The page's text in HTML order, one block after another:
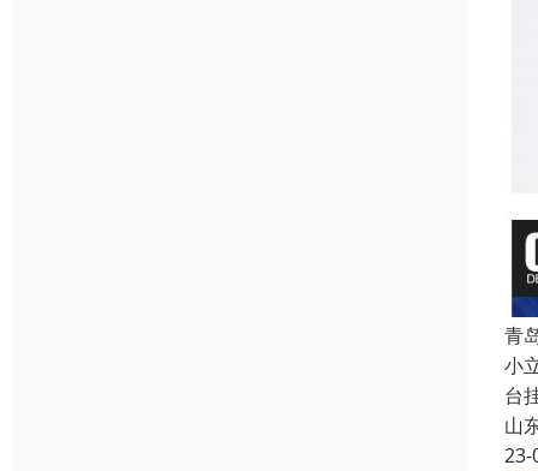
青
小
台
山
23-